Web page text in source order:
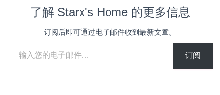
了解 Starx's Home 的更多信息
订阅后即可通过电子邮件收到最新文章。
订阅